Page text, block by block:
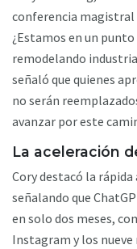
conferencia magistral
¿Estamos en un
remodelando
señaló que quienes
no serán
avanzar por este
La aceleración
Cory destacó la
señalando que
en solo dos meses,
Instagram y los nueve